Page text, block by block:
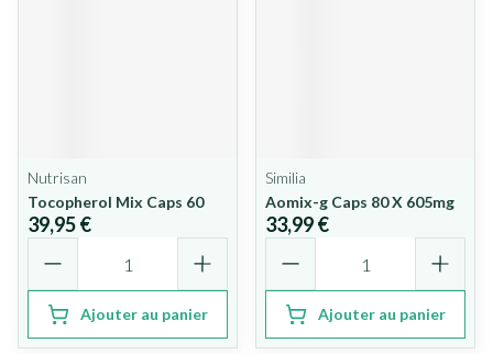
Nutrisan
Tocopherol Mix Caps 60
39,95 €
Ajouter au panier
Similia
Aomix-g Caps 80 X 605mg
33,99 €
Ajouter au panier